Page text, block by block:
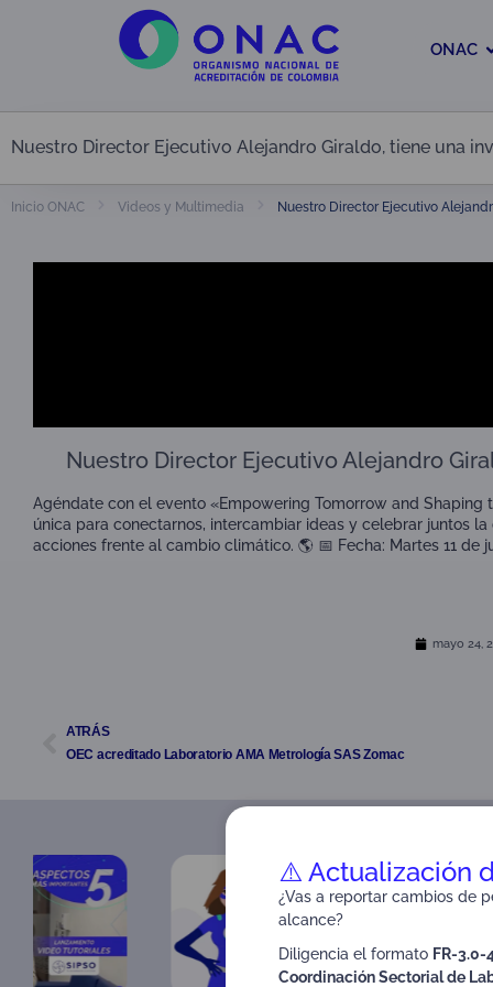
ONAC
Nuestro Director Ejecutivo Alejandro Giraldo, tiene una
Inicio ONAC Videos y Multimedia Nuestro Director Ejecutivo
Nuestro Director Ejecutivo Alejandro
Agéndate con el evento «Empowering Tomorrow and
única para conectarnos, intercambiar ideas y celebrar juntos
acciones frente al cambio climático. 🌎 📅 Fecha: Martes 11 de
mayo 24,
ATRÁS
OEC acreditado Laboratorio AMA Metrología SAS Zomac
⚠️ Actualización
¿Vas a reportar cambios de
alcance?
Diligencia el formato FR-3.0-
Coordinación Sectorial de